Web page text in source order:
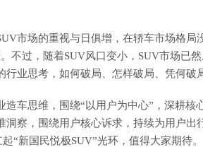
市场的重视与日俱增，在轿车市场格局
不过，随着SUV风口变小，SUV市场已
业思考，如何破局、怎样破局、凭何破
造车思维，围绕“以用户为中心”，深耕核
洞察，围绕用户核心诉求，持续为用户出
“新国民悦极SUV”光环，值得大家期待。